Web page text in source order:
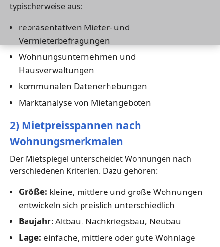
typischerweise aus:
repräsentativen Mieter- und
Vermieterbefragungen
Wohnungsunternehmen und
Hausverwaltungen
kommunalen Datenerhebungen
Marktanalyse von Mietangeboten
2) Mietpreisspannen nach
Wohnungsmerkmalen
Der Mietspiegel unterscheidet Wohnungen nach
verschiedenen Kriterien. Dazu gehören:
Größe: kleine, mittlere und große Wohnungen
entwickeln sich preislich unterschiedlich
Baujahr: Altbau, Nachkriegsbau, Neubau
Lage: einfache, mittlere oder gute Wohnlage